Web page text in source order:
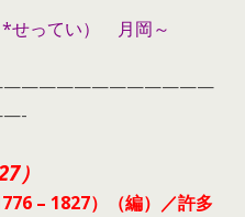
*せってい） 月岡～
）
– 1827）（編）／許多